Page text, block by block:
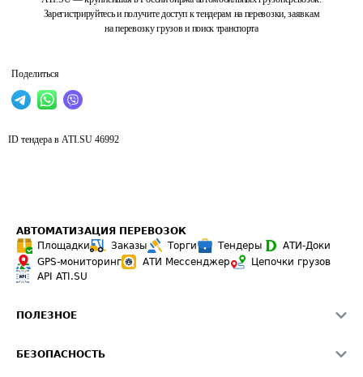
Зарегистрируйтесь и получите доступ к тендерам на перевозки, заявкам
на перевозку грузов и поиск транспорта
Поделиться
ID тендера в ATI.SU 46992
АВТОМАТИЗАЦИЯ ПЕРЕВОЗОК
Площадки
Заказы Торги Тендеры
АТИ-Доки
GPS-мониторинг
АТИ Мессенджер
Цепочки грузов
API ATI.SU
ПОЛЕЗНОЕ
БЕЗОПАСНОСТЬ